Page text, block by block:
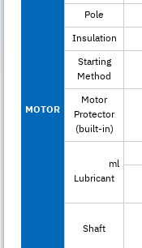
MOTOR
Pole
Insulation
Starting
Method
Motor
Protector
(built-in)
ml
Lubricant
Shaft